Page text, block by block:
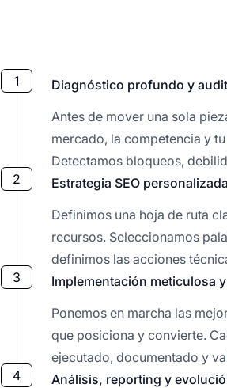
1
Diagnóstico profundo y
Antes de mover una sola
mercado, la competencia y
Detectamos bloqueos,
2
Estrategia SEO personalizada
Definimos una hoja de ruta
recursos. Seleccionamos
definimos las acciones
3
Implementación meticulosa
Ponemos en marcha las
que posiciona y convierte.
ejecutado, documentado y
4
Análisis, reporting y